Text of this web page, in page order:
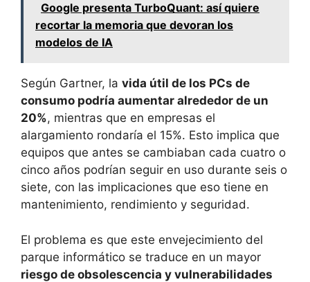
Google presenta TurboQuant: así quiere
recortar la memoria que devoran los
modelos de IA
Según Gartner, la vida útil de los PCs de
consumo podría aumentar alrededor de un
20%, mientras que en empresas el
alargamiento rondaría el 15%. Esto implica que
equipos que antes se cambiaban cada cuatro o
cinco años podrían seguir en uso durante seis o
siete, con las implicaciones que eso tiene en
mantenimiento, rendimiento y seguridad.
El problema es que este envejecimiento del
parque informático se traduce en un mayor
riesgo de obsolescencia y vulnerabilidades